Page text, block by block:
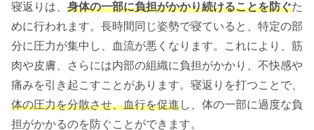
寝返りは、 身体の一部に負担がかかり続けることを防ぐた
めに行われます。長時間同じ姿勢で寝ていると、特定の部
分に圧力が集中し、血流が悪くなります。これにより、筋
肉や皮膚、さらには内部の組織に負担がかかり、不快感や
痛みを引き起こすことがあります。寝返りを打つことで、
体の圧力を分散させ、血行を促進し、体の一部に過度な負
担がかかるのを防ぐことができます。